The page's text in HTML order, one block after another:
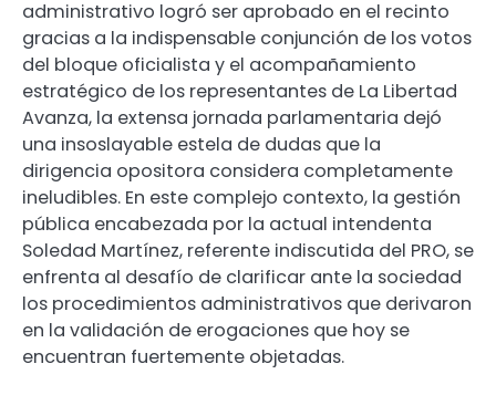
administrativo logró ser aprobado en el recinto
gracias a la indispensable conjunción de los votos
del bloque oficialista y el acompañamiento
estratégico de los representantes de La Libertad
Avanza, la extensa jornada parlamentaria dejó
una insoslayable estela de dudas que la
dirigencia opositora considera completamente
ineludibles. En este complejo contexto, la gestión
pública encabezada por la actual intendenta
Soledad Martínez, referente indiscutida del PRO, se
enfrenta al desafío de clarificar ante la sociedad
los procedimientos administrativos que derivaron
en la validación de erogaciones que hoy se
encuentran fuertemente objetadas.